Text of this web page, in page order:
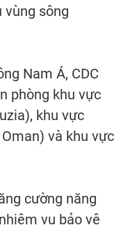
vùng sông
Nam Á, CDC
phòng khu vực
khu vực
và khu vực
cường năng
vụ bảo vệ